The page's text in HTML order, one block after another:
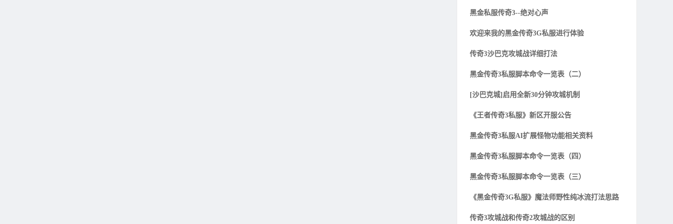
黑金私服传奇3--绝对心声
欢迎来我的黑金传奇3G私服进行体验
传奇3沙巴克攻城战详细打法
黑金传奇3私服脚本命令一览表（二）
[沙巴克城]启用全新30分钟攻城机制
《王者传奇3私服》新区开服公告
黑金传奇3私服AI扩展怪物功能相关资料
黑金传奇3私服脚本命令一览表（四）
黑金传奇3私服脚本命令一览表（三）
《黑金传奇3G私服》魔法师野性纯冰流打法思路
传奇3攻城战和传奇2攻城战的区别